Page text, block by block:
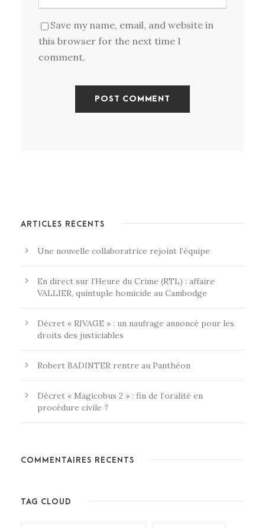
Save my name, email, and website in
this browser for the next time I
comment.
ARTICLES RÉCENTS
Une nouvelle collaboratrice rejoint l’équipe
En direct sur l’Heure du Crime (RTL) : affaire
VALLIER, quintuple homicide au Cambodge
Décret « RIVAGE » : un naufrage annoncé pour les
droits des justiciables
Robert BADINTER rentre au Panthéon
Décret « Magicobus 2 » : fin de l’oralité en
procédure civile ?
COMMENTAIRES RÉCENTS
TAG CLOUD